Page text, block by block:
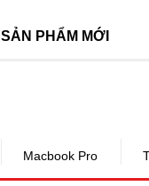
SẢN PHẨM MỚI
Macbook Pro